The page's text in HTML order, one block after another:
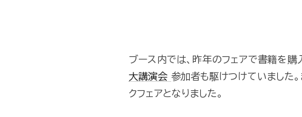
ブース内では、昨年のフェアで書籍を
大講演会 参加者も駆けつけていました
クフェアとなりました。